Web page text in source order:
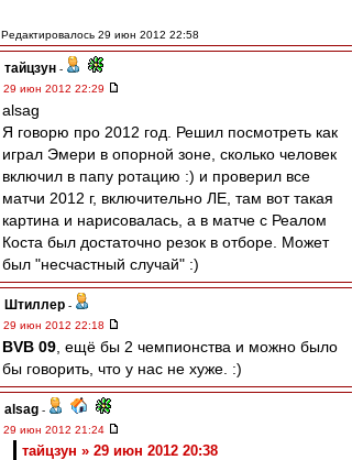
Редактировалось 29 июн 2012 22:58
тайцзун -
29 июн 2012 22:29
alsag
Я говорю про 2012 год. Решил посмотреть как
играл Эмери в опорной зоне, сколько человек
включил в папу ротацию :) и проверил все
матчи 2012 г, включительно ЛЕ, там вот такая
картина и нарисовалась, а в матче с Реалом
Коста был достаточно резок в отборе. Может
был "несчастный случай" :)
Штиллер -
29 июн 2012 22:18
BVB 09 , ещё бы 2 чемпионства и можно было
бы говорить, что у нас не хуже. :)
alsag -
29 июн 2012 21:24
тайцзун » 29 июн 2012 20:38